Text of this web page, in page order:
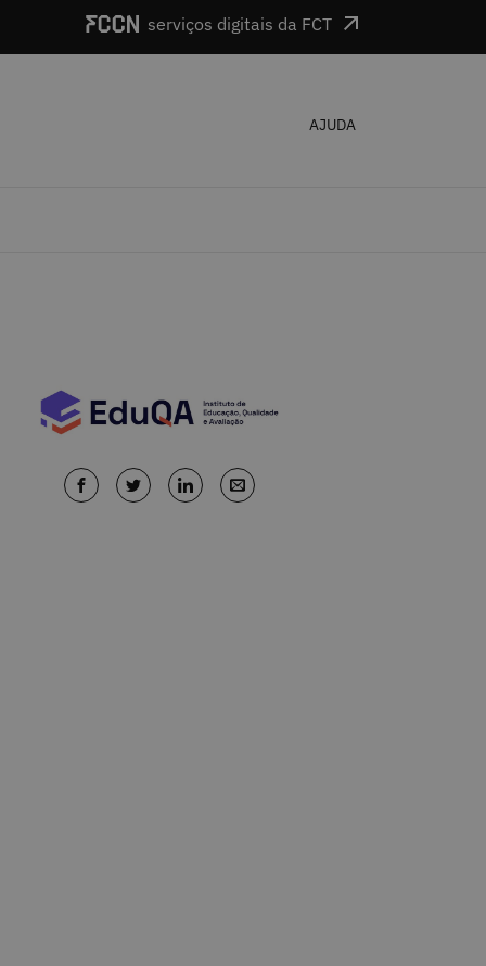
serviços digitais da FCT
AJUDA